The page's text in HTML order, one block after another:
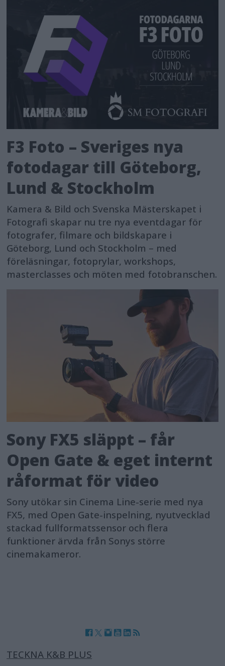
F3 Foto – Sveriges nya
fotodagar till Göteborg,
Lund & Stockholm
Kamera & Bild och Svenska Mästerskapet i
Fotografi skapar nu tre nya eventdagar för
fotografer, filmare och bildskapare i
Göteborg, Lund och Stockholm – med
föreläsningar, fotoprylar, workshops,
masterclasses och möten med fotobranschen.
Sony FX5 släppt – får
Open Gate & eget internt
råformat för video
Sony utökar sin Cinema Line-serie med nya
FX5, med Open Gate-inspelning, nyutvecklad
stackad fullformatssensor och flera
funktioner ärvda från Sonys större
cinemakameror.
TECKNA K&B PLUS